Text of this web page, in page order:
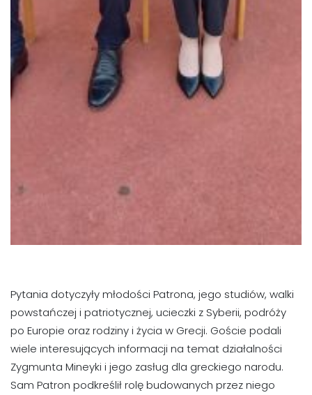
Pytania dotyczyły młodości Patrona, jego studiów, walki
powstańczej i patriotycznej, ucieczki z Syberii, podróży
po Europie oraz rodziny i życia w Grecji. Goście podali
wiele interesujących informacji na temat działalności
Zygmunta Mineyki i jego zasług dla greckiego narodu.
Sam Patron podkreślił rolę budowanych przez niego